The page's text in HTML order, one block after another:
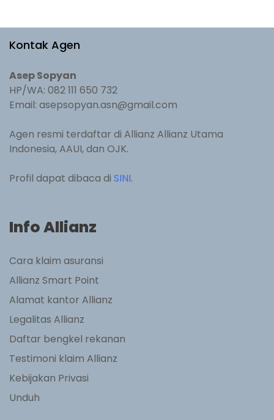
Kontak Agen
Asep Sopyan
HP/WA: 082 111 650 732
Email: asepsopyan.asn@gmail.com
Agen resmi terdaftar di Allianz Allianz Utama
Indonesia, AAUI, dan OJK.
Profil dapat dibaca di SINI.
Info Allianz
Cara klaim asuransi
Allianz Smart Point
Alamat kantor Allianz
Legalitas Allianz
Daftar bengkel rekanan
Testimoni klaim Allianz
Kebijakan Privasi
Unduh